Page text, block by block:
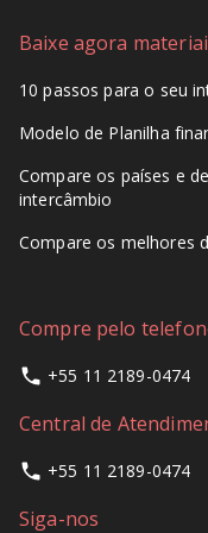
Baixe agora
10 passos para o seu
Modelo de Planilha
Compare os países e
intercâmbio
Compare os melhores
Compre pelo
+55 11 2189-0474
Central de
+55 11 2189-0474
Siga-nos